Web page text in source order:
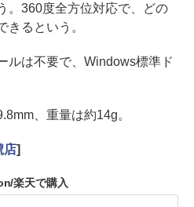
。360度全方位対応で、どの
きるという。
は不要で、Windows標準ド
、重量は約14g。
店]
楽天で購入